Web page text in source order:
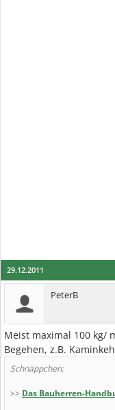
29.12.2011
PeterB
Meist maximal 100 kg/
Begehen, z.B.
Schnäppchen:
>> Das Bauherren-